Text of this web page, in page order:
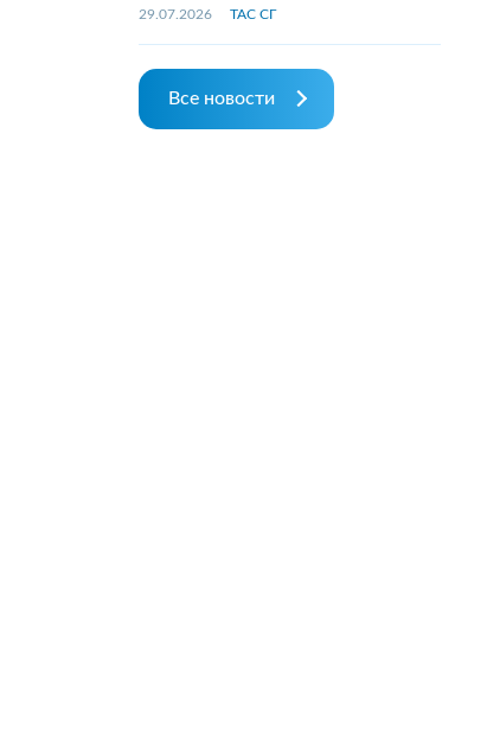
29.07.2026 ТАС СГ
Все новости